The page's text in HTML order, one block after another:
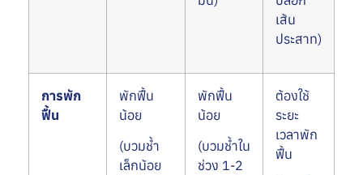
เส้น
ประสาท)
การพัก
ฟื้น
พักฟื้น
น้อย
(บวมช้ำ
เล็กน้อย
พักฟื้น
น้อย
(บวมช้ำใน
ช่วง 1-2
ต้องใช้
ระยะ
เวลาพัก
ฟื้น